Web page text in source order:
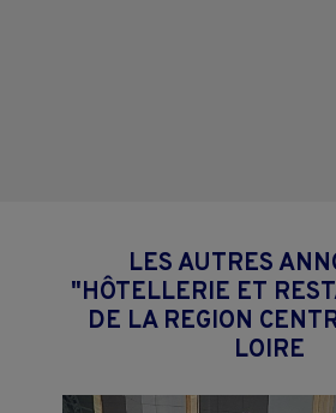
LES AUTRES
"HÔTELLERIE ET
DE LA REGION
LOIRE